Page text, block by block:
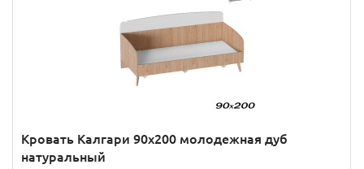
Кровать Калгари 90х200 молодежная дуб
натуральный